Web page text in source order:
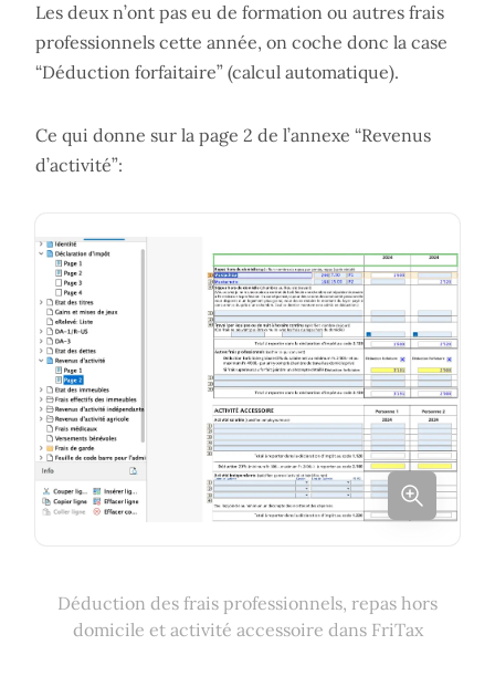
Les deux n’ont pas eu de formation ou autres frais
professionnels cette année, on coche donc la case
“Déduction forfaitaire” (calcul automatique).
Ce qui donne sur la page 2 de l’annexe “Revenus
d’activité”:
Déduction des frais professionnels, repas hors
domicile et activité accessoire dans FriTax